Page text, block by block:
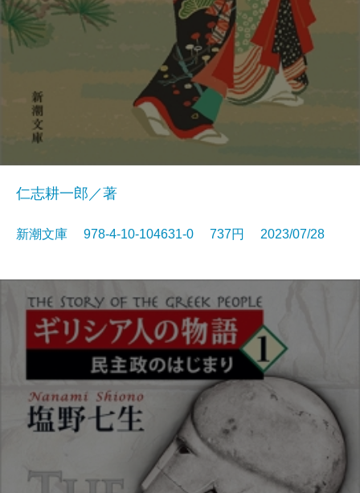
仁志耕一郎／著
新潮文庫 978-4-10-104631-0 737円 2023/07/28